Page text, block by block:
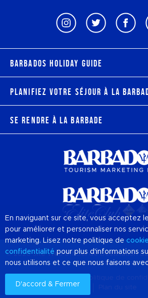
Barbados Holiday Guide
Planifiez votre séjour à la
Se rendre à la Barbade
© 2026 Site Web officiel de Destination
Tourism Marketing,
En naviguant sur ce site, vous acceptez
pour améliorer et personnaliser nos
marketing. Lisez notre politique de
confidentialité pour plus d'informations
nous utilisons et ce que nous faisons
D'accord & Fermer